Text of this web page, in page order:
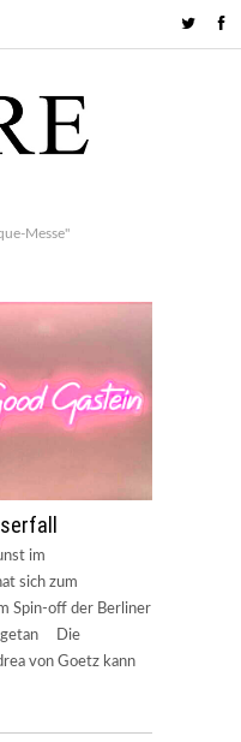
Messe"
im
sich zum
Spin-off der Berliner
Die
von Goetz kann